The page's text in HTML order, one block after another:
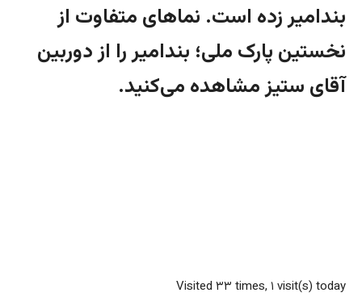
بندامیر زده است. نماهای متفاوت از
نخستین پارک ملی؛ بندامیر را از دوربین
آقای ستیز مشاهده می‌کنید.
Visited ۳۳ times, ۱ visit(s) today